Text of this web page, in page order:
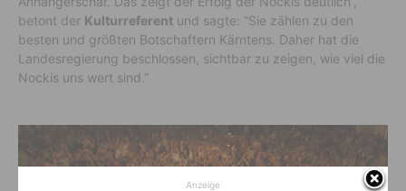
betont der Kulturreferent und sagte: “Sie zählen zu den
besten und größten Botschaftern Kärntens. Daher hat die
Landesregierung beschlossen, sichtbar zu zeigen, wie viel die
Nockis uns wert sind.”
Anzeige